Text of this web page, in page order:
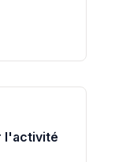
l'activité